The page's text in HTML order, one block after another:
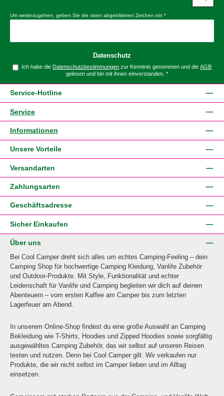
Um weiterzugehen, geben Sie die oben abgebildeten Zeichen ein *
Datenschutz
Ich habe dieDatenschutzbestimmungen zur Kenntnis genommen und dieAGB
gelesen und bin mit ihnen einverstanden. *
Service-Hotline
Service
Informationen
Unsere Vorteile
Versandarten
Zahlungsarten
Geschäftsadresse
Sicher Einkaufen
Über uns
Bei Cool Camper dreht sich alles um echtes Camping-Feeling – dein
Camping Shop für hochwertige Camping Kleidung, Vanlife Zubehör
und Outdoor-Produkte. Mit Style, Funktionalität und echter
Leidenschaft für Vanlife und Camping begleiten wir dich auf deinen
Abenteuern – vom ersten Kaffee am Camper bis zum letzten
Lagerfeuer am Abend.
In unserem Online-Shop findest du eine große Auswahl an Camping
Bekleidung wie T-Shirts, Hoodies und Zipped Hoodies sowie sorgfältig
ausgewähltes Camping Zubehör, das wir selbst auf unseren Reisen
testen und nutzen. Denn bei Cool Camper gilt: Wir verkaufen nur
Produkte, die wir nicht selbst im Camper lieben und im Alltag
einsetzen.